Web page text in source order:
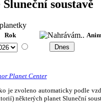
soustavě
Rok
Planet Center
zvoleno automaticky podle
některých planet Sluneční